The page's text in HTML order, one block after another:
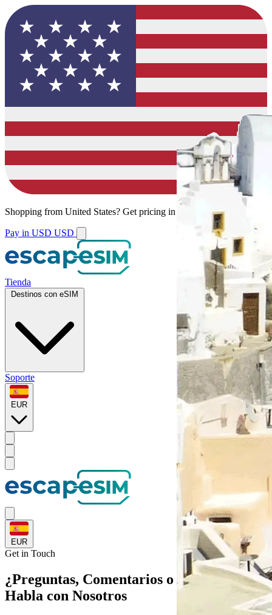
Shopping from United States? Get pricing in your local currency.
Pay in USD USD
Tienda
Destinos con eSIM
Soporte
EUR
EUR
Get in Touch
¿Preguntas, Comentarios o Alianzas?
Habla con Nosotros